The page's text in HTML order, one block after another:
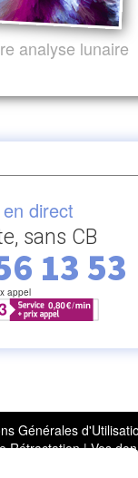
analyse lunaire
direct
sans CB
13 53
appel
Générales
Rétractation|Vos